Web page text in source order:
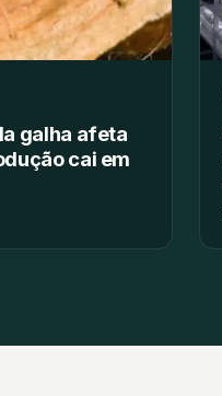
galha afeta
cai em